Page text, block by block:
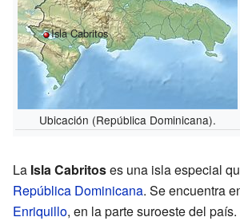
Isla Cabritos
Ubicación (República Dominicana).
La Isla Cabritoses una isla especial
República Dominicana. Se encuentra
Enriquillo, en la parte suroeste del